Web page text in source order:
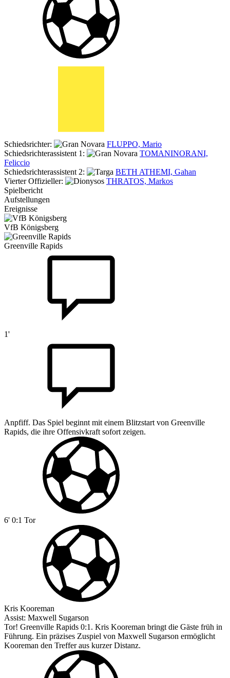
Schiedsrichter:
FLUPPO, Mario
Schiedsrichterassistent 1:
TOMANINORANI,
Feliccio
Schiedsrichterassistent 2:
BETH ATHEMI, Gahan
Vierter Offizieller:
THRATOS, Markos
Spielbericht
Aufstellungen
Ereignisse
VfB Königsberg
Greenville Rapids
1'
Anpfiff. Das Spiel beginnt mit einem Blitzstart von Greenville
Rapids, die ihre Offensivkraft sofort zeigen.
6' 0:1 Tor
Kris Kooreman
Assist: Maxwell Sugarson
Tor! Greenville Rapids 0:1. Kris Kooreman bringt die Gäste früh in
Führung. Ein präzises Zuspiel von Maxwell Sugarson ermöglicht
Kooreman den Treffer aus kurzer Distanz.